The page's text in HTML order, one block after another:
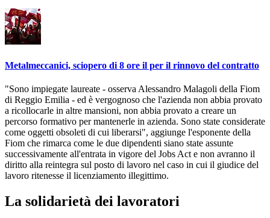
Metalmeccanici, sciopero di 8 ore il per il rinnovo del contratto
"Sono impiegate laureate - osserva Alessandro Malagoli della Fiom
di Reggio Emilia - ed è vergognoso che l'azienda non abbia provato
a ricollocarle in altre mansioni, non abbia provato a creare un
percorso formativo per mantenerle in azienda. Sono state considerate
come oggetti obsoleti di cui liberarsi", aggiunge l'esponente della
Fiom che rimarca come le due dipendenti siano state assunte
successivamente all'entrata in vigore del Jobs Act e non avranno il
diritto alla reintegra sul posto di lavoro nel caso in cui il giudice del
lavoro ritenesse il licenziamento illegittimo.
La solidarietà dei lavoratori